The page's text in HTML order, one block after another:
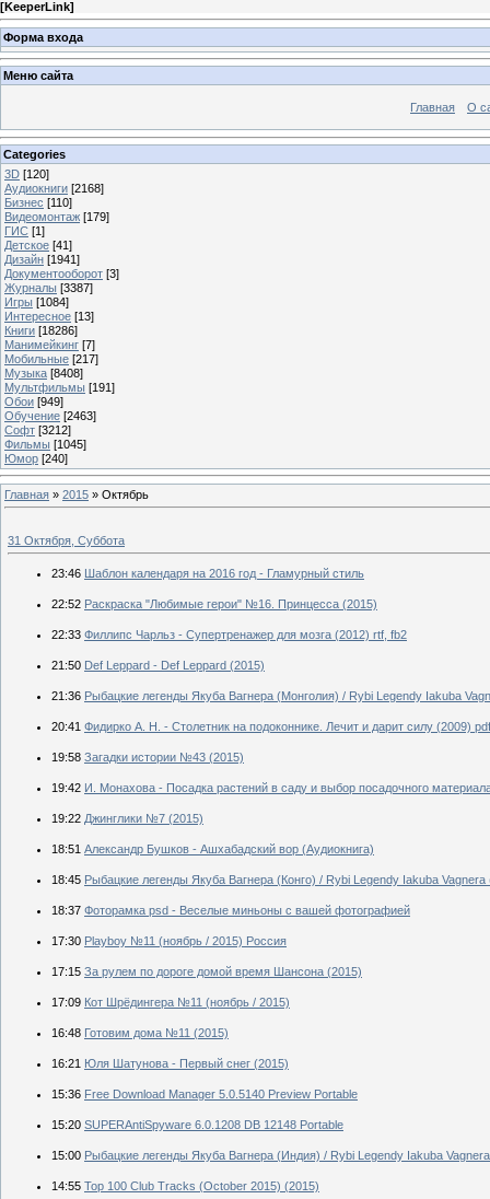
[KeeperLink]
Форма входа
Меню сайта
Главная О
Categories
3D [120]
Аудиокниги [2168]
Бизнес [110]
Видеомонтаж [179]
ГИС [1]
Детское [41]
Дизайн [1941]
Документооборот [3]
Журналы [3387]
Игры [1084]
Интересное [13]
Книги [18286]
Манимейкинг [7]
Мобильные [217]
Музыка [8408]
Мультфильмы [191]
Обои [949]
Обучение [2463]
Софт [3212]
Фильмы [1045]
Юмор [240]
Главная » 2015 » Октябрь
31 Октября, Суббота
23:46 Шаблон календаря на 2016 год - Гламурный стиль
22:52 Раскраска "Любимые герои" №16. Принцесса (2015)
22:33 Филлипс Чарльз - Супертренажер для мозга (2012) rtf, fb2
21:50 Def Leppard - Def Leppard (2015)
21:36 Рыбацкие легенды Якуба Вагнера (Монголия) / Rybi Legendy Iakuba
20:41 Фидирко А. Н. - Столетник на подоконнике. Лечит и дарит силу (2009) pdf
19:58 Загадки истории №43 (2015)
19:42 И. Монахова - Посадка растений в саду и выбор посадочного
19:22 Джинглики №7 (2015)
18:51 Александр Бушков - Ашхабадский вор (Аудиокнига)
18:45 Рыбацкие легенды Якуба Вагнера (Конго) / Rybi Legendy Iakuba Vagnera
18:37 Фоторамка psd - Веселые миньоны с вашей фотографией
17:30 Playboy №11 (ноябрь / 2015) Россия
17:15 За рулем по дороге домой время Шансона (2015)
17:09 Кот Шрёдингера №11 (ноябрь / 2015)
16:48 Готовим дома №11 (2015)
16:21 Юля Шатунова - Первый снег (2015)
15:36 Free Download Manager 5.0.5140 Preview Portable
15:20 SUPERAntiSpyware 6.0.1208 DB 12148 Portable
15:00 Рыбацкие легенды Якуба Вагнера (Индия) / Rybi Legendy Iakuba
14:55 Top 100 Club Tracks (October 2015) (2015)